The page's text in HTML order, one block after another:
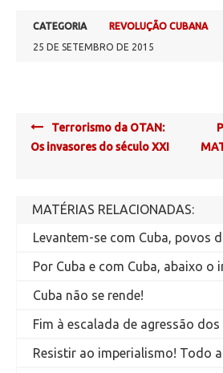
CATEGORIA
REVOLUÇÃO CUBANA
25 DE SETEMBRO DE 2015
Post
navigation
Terrorismo da OTAN:
Os invasores do século XXI
MATÉRIAS RELACIONADAS:
Levantem-se com Cuba, povos
Por Cuba e com Cuba, abaixo o
Cuba não se rende!
Fim à escalada de agressão
Resistir ao imperialismo! Todo